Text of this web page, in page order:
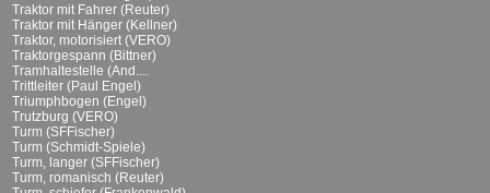
Traktor mit Fahrer (Reuter)
Traktor mit Hänger (Kellner)
Traktor, motorisiert (VERO)
Traktorgespann (Bittner)
Tramhaltestelle (And....
Trittleiter (Paul Engel)
Triumphbogen (Engel)
Trutzburg (VERO)
Turm (SFFischer)
Turm (Schmidt-Spiele)
Turm, langer (SFFischer)
Turm, romanisch (Reuter)